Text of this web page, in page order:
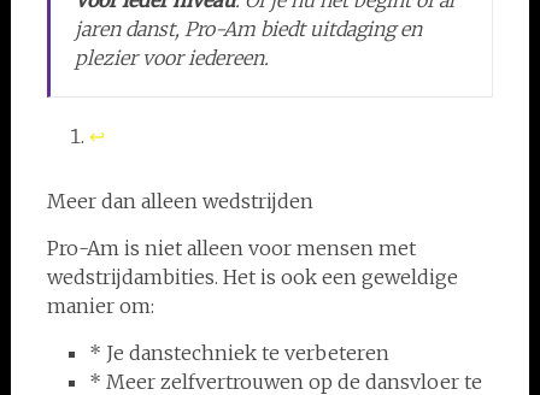
jaren danst, Pro-Am biedt uitdaging en
plezier voor iedereen.
↩︎
Meer dan alleen wedstrijden
Pro-Am is niet alleen voor mensen met
wedstrijdambities. Het is ook een geweldige
manier om:
* Je danstechniek te verbeteren
* Meer zelfvertrouwen op de dansvloer te